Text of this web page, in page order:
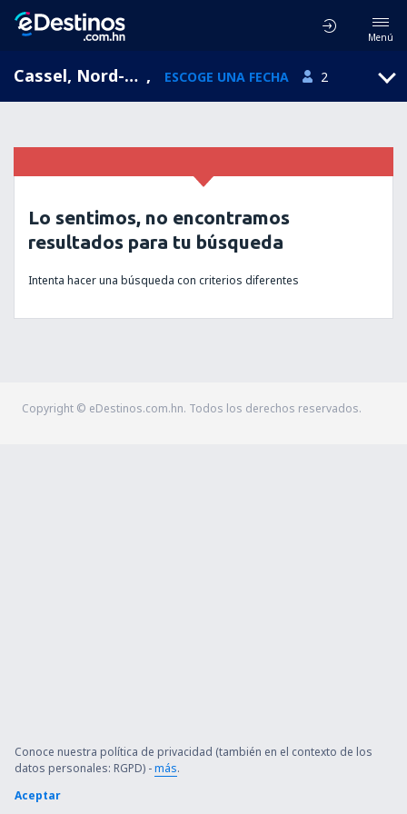
Menú
Cassel, Nord-Pas-de-Calais, Francia , ESCOGE UNA FECHA 2
Lo sentimos, no encontramos
resultados para tu búsqueda
Intenta hacer una búsqueda con criterios diferentes
Copyright © eDestinos.com.hn. Todos los derechos reservados.
Conoce nuestra política de privacidad (también en el contexto de los
datos personales: RGPD) -más.
Aceptar